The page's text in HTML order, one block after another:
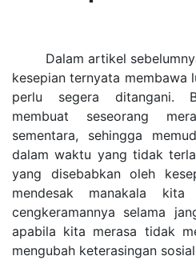
Dalam artikel
kesepian ternyata membawa
perlu segera ditangani.
membuat seseorang
sementara, sehingga
dalam waktu yang tidak
yang disebabkan oleh
mendesak manakala
cengkeramannya selama
apabila kita merasa tidak
mengubah keterasingan